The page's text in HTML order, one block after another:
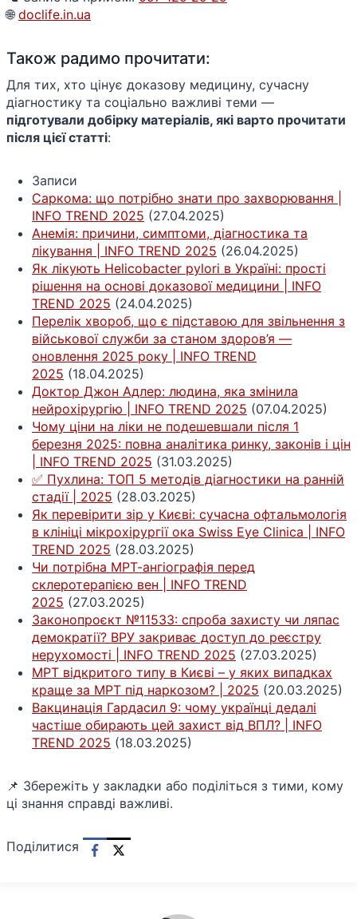
🌐 doclife.in.ua
Також радимо прочитати:
Для тих, хто цінує доказову медицину, сучасну
діагностику та соціально важливі теми —
підготували добірку матеріалів, які варто прочитати
після цієї статті:
Записи
Саркома: що потрібно знати про захворювання |
INFO TREND 2025 (27.04.2025)
Анемія: причини, симптоми, діагностика та
лікування | INFO TREND 2025 (26.04.2025)
Як лікують Helicobacter pylori в Україні: прості
рішення на основі доказової медицини | INFO
TREND 2025 (24.04.2025)
Перелік хвороб, що є підставою для звільнення з
військової служби за станом здоров’я —
оновлення 2025 року | INFO TREND
2025 (18.04.2025)
Доктор Джон Адлер: людина, яка змінила
нейрохірургію | INFO TREND 2025 (07.04.2025)
Чому ціни на ліки не подешевшали після 1
березня 2025: повна аналітика ринку, законів і цін
| INFO TREND 2025 (31.03.2025)
✅ Пухлина: ТОП 5 методів діагностики на ранній
стадії | 2025 (28.03.2025)
Як перевірити зір у Києві: сучасна офтальмологія
в клініці мікрохірургії ока Swiss Eye Clinica | INFO
TREND 2025 (28.03.2025)
Чи потрібна МРТ-ангіографія перед
склеротерапією вен | INFO TREND
2025 (27.03.2025)
Законопроєкт №11533: спроба захисту чи ляпас
демократії? ВРУ закриває доступ до реєстру
нерухомості | INFO TREND 2025 (27.03.2025)
МРТ відкритого типу в Києві – у яких випадках
краще за МРТ під наркозом? | 2025 (20.03.2025)
Вакцинація Гардасил 9: чому українці дедалі
частіше обирають цей захист від ВПЛ? | INFO
TREND 2025 (18.03.2025)
📌 Збережіть у закладки або поділіться з тими, кому
ці знання справді важливі.
Поділитися